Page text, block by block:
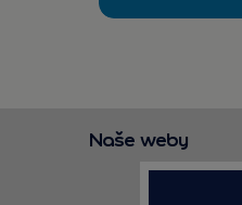
Naše weby